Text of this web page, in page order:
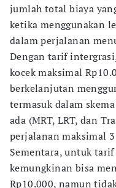
jumlah total biaya
ketika menggunakan
dalam perjalanan
Dengan tarif
kocek maksimal
berkelanjutan
termasuk dalam
ada (MRT, LRT, dan
perjalanan maksimal
Sementara, untuk
kemungkinan bisa
Rp10.000, namun